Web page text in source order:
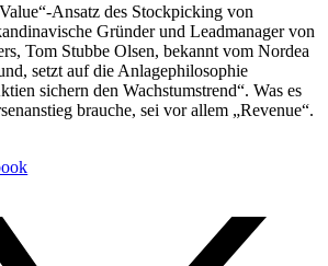
Ansatz des Stockpicking von
Gründer und Leadmanager von
Tom Stubbe Olsen, bekannt vom Nordea
setzt auf die Anlagephilosophie
sichern den Wachstumstrend“. Was es
brauche, sei vor allem „Revenue“.